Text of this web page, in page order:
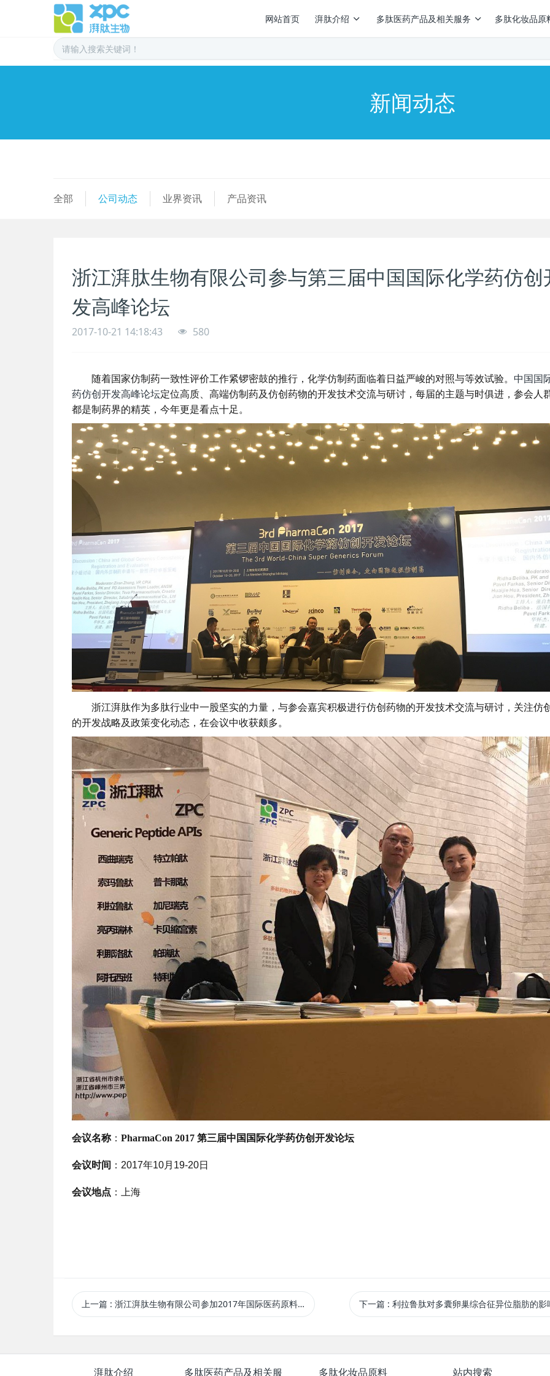
网站首页 湃肽介绍 多肽医药产品及相关服务 多肽化妆品原
新闻动态
全部 公司动态 业界资讯 产品资讯
浙江湃肽生物有限公司参与第三届中国国际化学药仿创
发高峰论坛
2017-10-21 14:18:43 580
随着国家仿制药一致性评价工作紧锣密鼓的推行，化学仿制药面临着日益严峻的对照与等效试验。 中国国
药仿创开发高峰论坛定位高质、高端仿制药及仿创药物的开发技术交流与研讨，每届的主题与时俱进，参会人
都是制药界的精英，今年更是看点十足。
浙江湃肽作为多肽行业中一股坚实的力量，与参会嘉宾积极进行仿创药物的开发技术交流与研讨，关注仿
的开发战略及政策变化动态，在会议中收获颇多。
会议名称： PharmaCon 2017 第三届中国国际化学药仿创开发论坛
会议时间 ： 2017年10月 19-20日
会议地点 ：上海
上一篇 : 浙江湃肽生物有限公司参加2017年国际医药原料德国展（CPhI Worldwide) 下一篇 : 利拉鲁肽对多囊卵巢综合征异位脂肪的影
湃肽介绍 多肽医药产品及相关服 多肽化妆品原料 站内搜索